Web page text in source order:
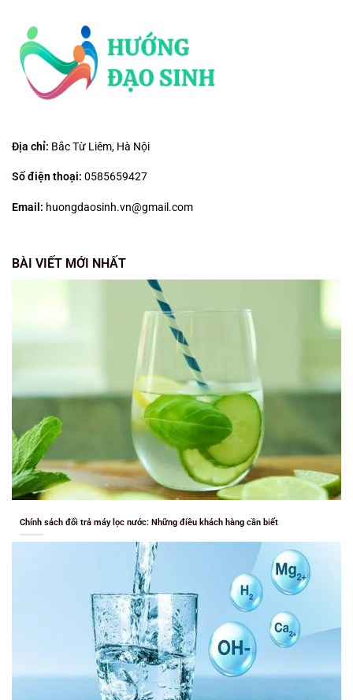
Địa chỉ: Bắc Từ Liêm, Hà Nội
Số điện thoại: 0585659427
Email: huongdaosinh.vn@gmail.com
BÀI VIẾT MỚI NHẤT
Chính sách đổi trả máy lọc nước: Những điều khách hàng cần biết